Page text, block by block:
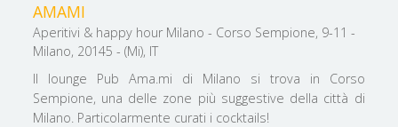
AMAMI
Aperitivi & happy hour Milano - Corso Sempione, 9-11 -
Milano, 20145 - (Mi), IT
Il lounge Pub Ama.mi di Milano si trova in Corso
Sempione, una delle zone più suggestive della città di
Milano. Particolarmente curati i cocktails!